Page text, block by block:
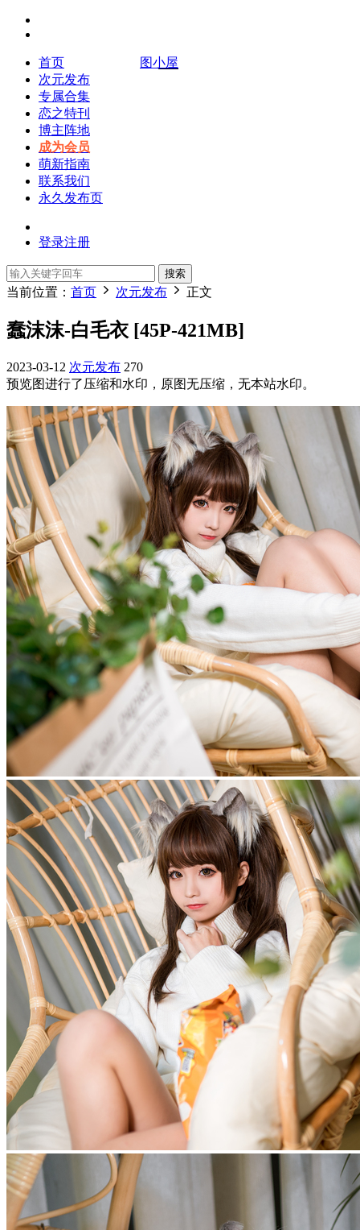
图小屋
首页
次元发布
专属合集
恋之特刊
博主阵地
成为会员
萌新指南
联系我们
永久发布页
登录注册
搜索
当前位置： 首页 次元发布 正文
蠢沫沫-白毛衣 [45P-421MB]
2023-03-12 次元发布 270
预览图进行了压缩和水印，原图无压缩，无本站水印。